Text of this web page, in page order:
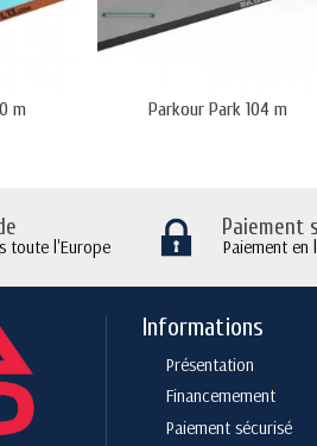
m Parkour Park 104 m
toute l'Europe
Paiement
Paiement en
Informations
Présentation
Financemement
Paiement sécurisé